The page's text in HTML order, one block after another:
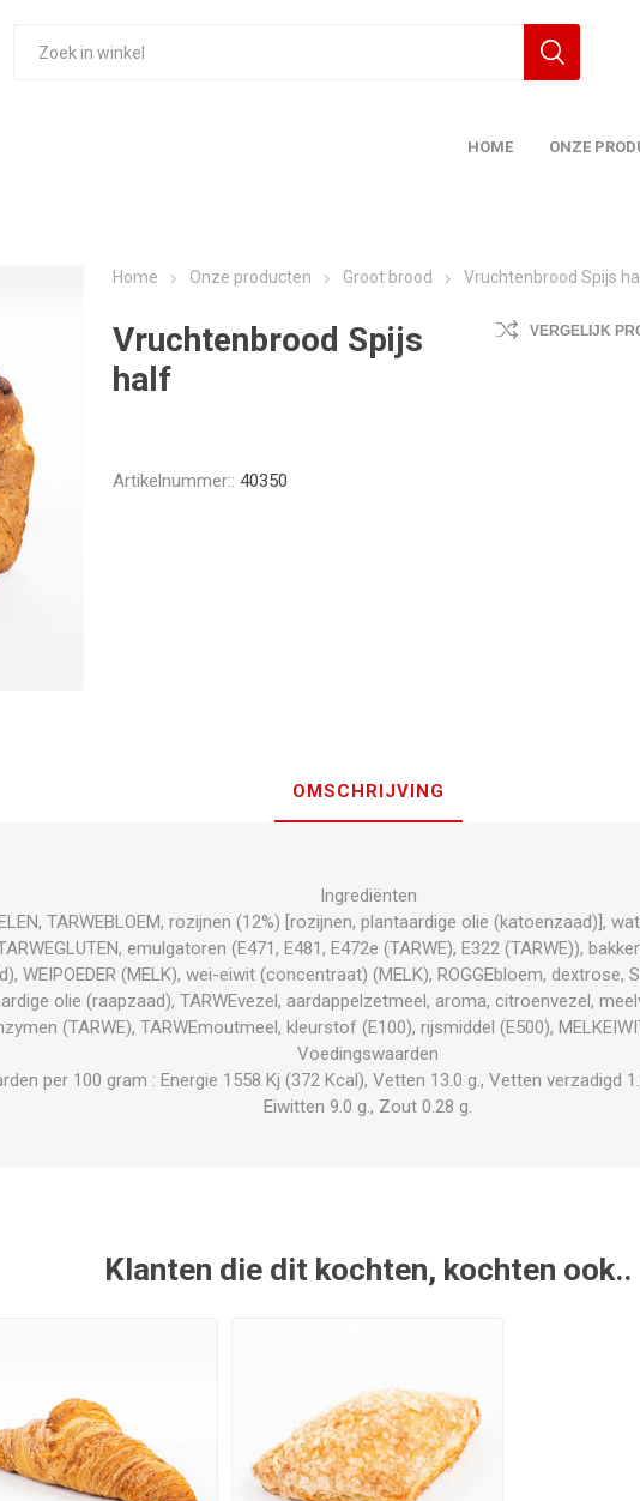
HOME ONZE
Home Onze producten Groot brood Vruchtenbrood Spijs
Vruchtenbrood Spijs
half
VERGELIJK
Artikelnummer:: 40350
OMSCHRIJVING
Ingrediënten
TARWEBLOEM, rozijnen (12%) [rozijnen, plantaardige olie (katoenzaad)],
emulgatoren (E471, E481, E472e (TARWE), E322 (TARWE)),
WEIPOEDER (MELK), wei-eiwit (concentraat) (MELK), ROGGEbloem, dextrose,
olie (raapzaad), TARWEvezel, aardappelzetmeel, aroma, citroenvezel,
(TARWE), TARWEmoutmeel, kleurstof (E100), rijsmiddel (E500),
Voedingswaarden
per 100 gram : Energie 1558 Kj (372 Kcal), Vetten 13.0 g., Vetten verzadigd
Eiwitten 9.0 g., Zout 0.28 g.
Klanten die dit kochten, kochten ook..